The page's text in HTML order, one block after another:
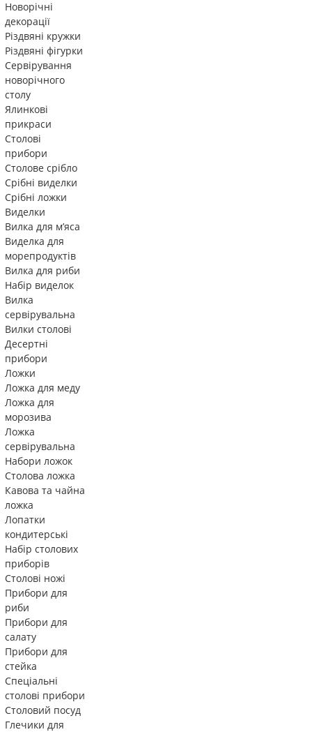
Новорічні
декорації
Різдвяні кружки
Різдвяні фігурки
Сервірування
новорічного
столу
Ялинкові
прикраси
Столові
прибори
Столове срібло
Срібні виделки
Срібні ложки
Виделки
Вилка для м’яса
Виделка для
морепродуктів
Вилка для риби
Набір виделок
Вилка
сервірувальна
Вилки столові
Десертні
прибори
Ложки
Ложка для меду
Ложка для
морозива
Ложка
сервірувальна
Набори ложок
Столова ложка
Кавова та чайна
ложка
Лопатки
кондитерські
Набір столових
приборів
Столові ножі
Прибори для
риби
Прибори для
салату
Прибори для
стейка
Спеціальні
столові прибори
Столовий посуд
Глечики для